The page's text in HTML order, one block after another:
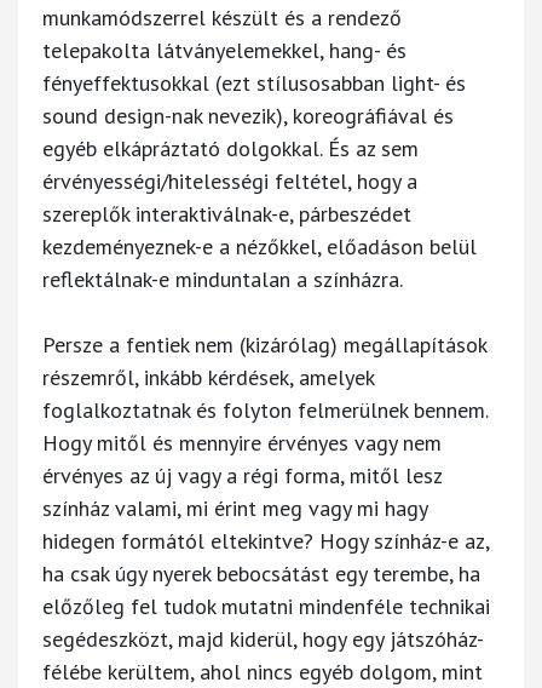
munkamódszerrel készült és a rendező
telepakolta látványelemekkel, hang- és
fényeffektusokkal (ezt stílusosabban light- és
sound design-nak nevezik), koreográfiával és
egyéb elkápráztató dolgokkal. És az sem
érvényességi/hitelességi feltétel, hogy a
szereplők interaktiválnak-e, párbeszédet
kezdeményeznek-e a nézőkkel, előadáson belül
reflektálnak-e minduntalan a színházra.
Persze a fentiek nem (kizárólag) megállapítások
részemről, inkább kérdések, amelyek
foglalkoztatnak és folyton felmerülnek bennem.
Hogy mitől és mennyire érvényes vagy nem
érvényes az új vagy a régi forma, mitől lesz
színház valami, mi érint meg vagy mi hagy
hidegen formától eltekintve? Hogy színház-e az,
ha csak úgy nyerek bebocsátást egy terembe, ha
előzőleg fel tudok mutatni mindenféle technikai
segédeszközt, majd kiderül, hogy egy játszóház-
félébe kerültem, ahol nincs egyéb dolgom, mint